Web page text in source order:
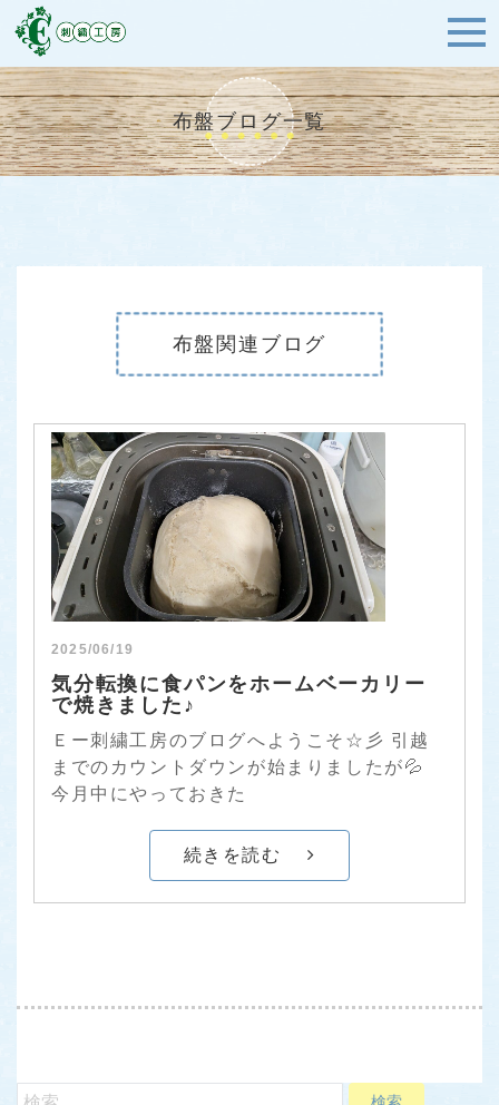
布盤ブログ一覧
布盤関連ブログ
2025/06/19
気分転換に食パンをホームベーカリー
で焼きました♪
Ｅー刺繍工房のブログへようこそ☆彡 引越
までのカウントダウンが始まりましたが💦
今月中にやっておきた
続きを読む